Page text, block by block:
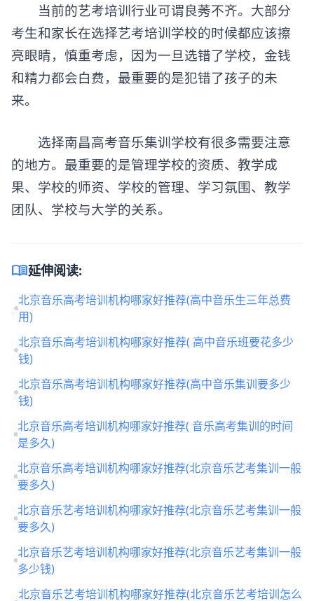
当前的艺考培训行业可谓良莠不齐。大部分
考生和家长在选择艺考培训学校的时候都应该擦
亮眼睛，慎重考虑，因为一旦选错了学校，金钱
和精力都会白费，最重要的是犯错了孩子的未
来。
选择南昌高考音乐集训学校有很多需要注意
的地方。最重要的是管理学校的资质、教学成
果、学校的师资、学校的管理、学习氛围、教学
团队、学校与大学的关系。
menu_book延伸阅读:
北京音乐高考培训机构哪家好推荐(高中音乐生三年总费
用)
北京音乐高考培训机构哪家好推荐( 高中音乐班要花多少
钱)
北京音乐高考培训机构哪家好推荐(高中音乐集训要多少
钱)
北京音乐高考培训机构哪家好推荐( 音乐高考集训的时间
是多久)
北京音乐高考培训机构哪家好推荐(北京音乐艺考集训一般
要多久)
北京音乐艺考培训机构哪家好推荐(北京音乐艺考集训一般
要多久)
北京音乐艺考培训机构哪家好推荐(北京音乐艺考集训一般
多少钱)
北京音乐艺考培训机构哪家好推荐(北京音乐艺考培训怎么